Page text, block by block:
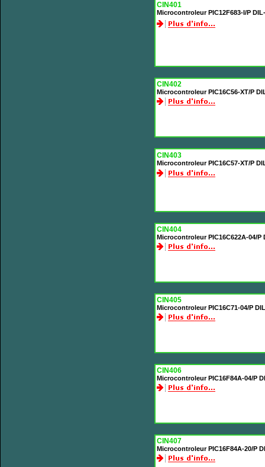
CIN401
Microcontroleur PIC12F683-I/P
CIN402
Microcontroleur PIC16C56-XT/P
CIN403
Microcontroleur PIC16C57-XT/P
CIN404
Microcontroleur PIC16C622A-04/P
CIN405
Microcontroleur PIC16C71-04/P
CIN406
Microcontroleur PIC16F84A-04/P
CIN407
Microcontroleur PIC16F84A-20/P